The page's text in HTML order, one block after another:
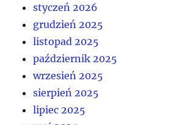
styczeń 2026
grudzień 2025
listopad 2025
październik 2025
wrzesień 2025
sierpień 2025
lipiec 2025